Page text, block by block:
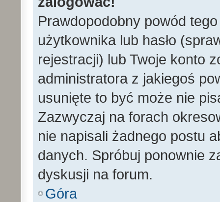
Prawdopodobny powód
użytkownika lub hasło
rejestracji) lub Twoje konto
administratora z jakiegoś
usunięte to być może nie
Zazwyczaj na forach
nie napisali żadnego postu
danych. Spróbuj ponownie
dyskusji na forum.
Góra